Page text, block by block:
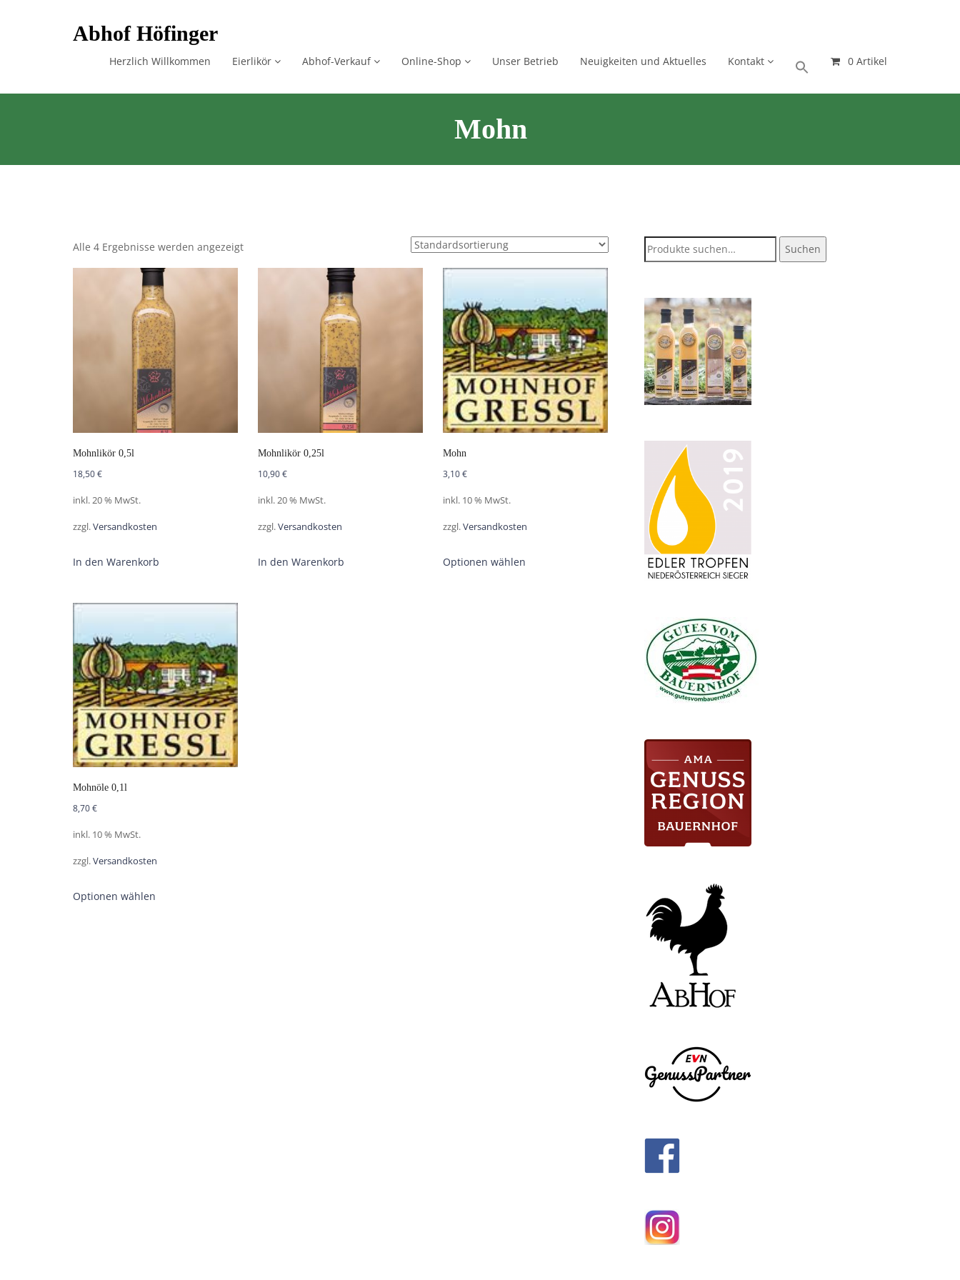
Abhof Höfinger
Herzlich Willkommen Eierlikör Abhof-Verkauf Online-Shop Unser Betrieb Neuigkeiten und Aktuelles Kontakt 0 Artikel
Mohn
Alle 4 Ergebnisse werden angezeigt
Mohnlikör 0,5l
18,50€
inkl. 20 % MwSt.
zzgl.Versandkosten
In den Warenkorb
Mohnlikör 0,25l
10,90€
inkl. 20 % MwSt.
zzgl.Versandkosten
In den Warenkorb
Mohn
3,10€
inkl. 10 % MwSt.
zzgl.Versandkosten
Optionen wählen
Mohnöle 0,1l
8,70€
inkl. 10 % MwSt.
zzgl.Versandkosten
Optionen wählen
Suche
Suchen